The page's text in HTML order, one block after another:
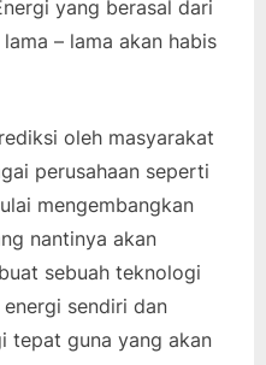
yang berasal dari
– lama akan habis
oleh masyarakat
perusahaan seperti
mengembangkan
nantinya akan
sebuah teknologi
sendiri dan
tepat guna yang akan